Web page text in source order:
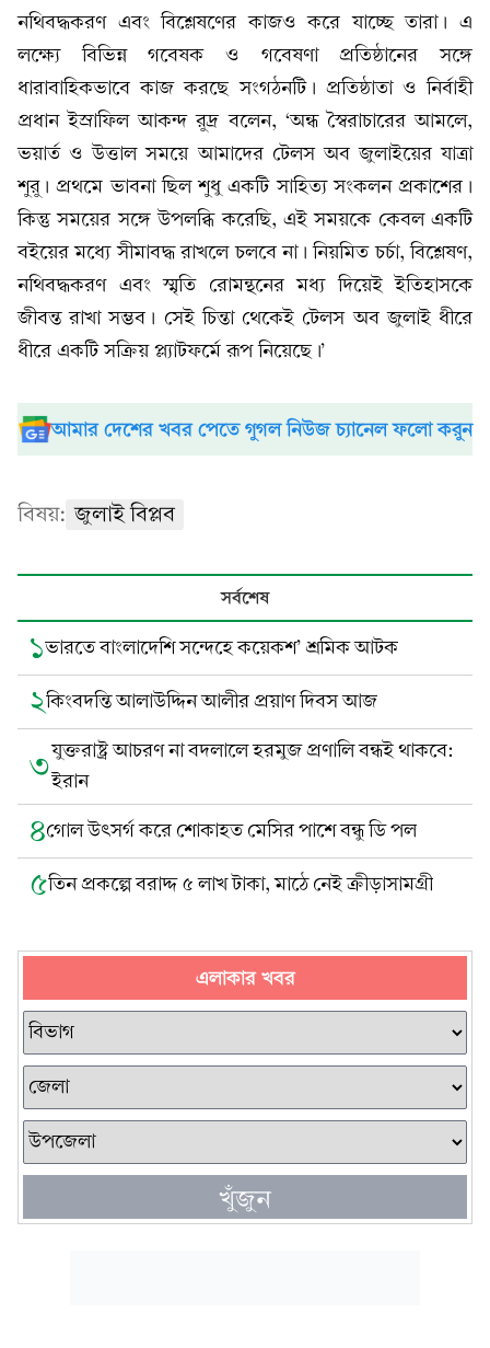
নথিবদ্ধকরণ এবং বিশ্লেষণের কাজও করে যাচ্ছে তারা। এ
লক্ষ্যে বিভিন্ন গবেষক ও গবেষণা প্রতিষ্ঠানের সঙ্গে
ধারাবাহিকভাবে কাজ করছে সংগঠনটি। প্রতিষ্ঠাতা ও নির্বাহী
প্রধান ইস্রাফিল আকন্দ রুদ্র বলেন, ‘অন্ধ স্বৈরাচারের আমলে,
ভয়ার্ত ও উত্তাল সময়ে আমাদের টেলস অব জুলাইয়ের যাত্রা
শুরু। প্রথমে ভাবনা ছিল শুধু একটি সাহিত্য সংকলন প্রকাশের।
কিন্তু সময়ের সঙ্গে উপলব্ধি করেছি, এই সময়কে কেবল একটি
বইয়ের মধ্যে সীমাবদ্ধ রাখলে চলবে না। নিয়মিত চর্চা, বিশ্লেষণ,
নথিবদ্ধকরণ এবং স্মৃতি রোমন্থনের মধ্য দিয়েই ইতিহাসকে
জীবন্ত রাখা সম্ভব। সেই চিন্তা থেকেই টেলস অব জুলাই ধীরে
ধীরে একটি সক্রিয় প্ল্যাটফর্মে রূপ নিয়েছে।’
আমার দেশের খবর পেতে গুগল নিউজ চ্যানেল ফলো করুন
বিষয়: জুলাই বিপ্লব
সর্বশেষ
১ভারতে বাংলাদেশি সন্দেহে কয়েকশ’ শ্রমিক আটক
২কিংবদন্তি আলাউদ্দিন আলীর প্রয়াণ দিবস আজ
৩যুক্তরাষ্ট্র আচরণ না বদলালে হরমুজ প্রণালি বন্ধই থাকবে:
ইরান
৪গোল উৎসর্গ করে শোকাহত মেসির পাশে বন্ধু ডি পল
৫তিন প্রকল্পে বরাদ্দ ৫ লাখ টাকা, মাঠে নেই ক্রীড়াসামগ্রী
এলাকার খবর
খুঁজুন